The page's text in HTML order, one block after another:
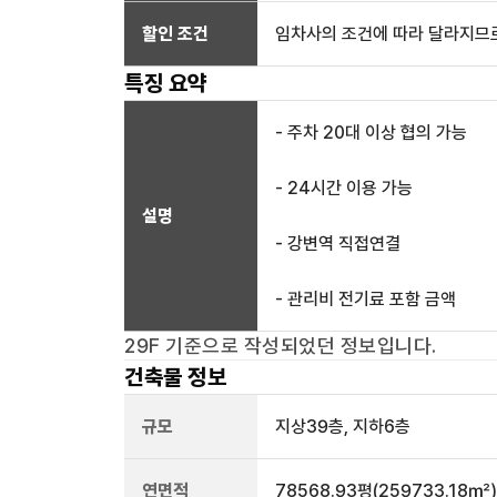
할인 조건 임차사의 조건에 따라 달라지
특징 요약
설명
- 주차 20대 이상 협의 가능
- 24시간 이용 가능
- 강변역 직접연결
- 관리비 전기료 포함 금액
29F 기준으로 작성되었던 정보입니다.
건축물 정보
규모 지상39층, 지하6층
연면적 78568.93평(259733.18㎡)